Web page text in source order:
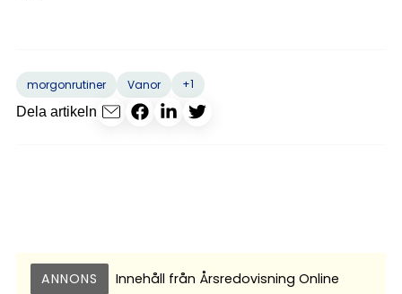
morgonrutiner Vanor
+1
Dela artikeln
ANNONS Innehåll från Årsredovisning Online